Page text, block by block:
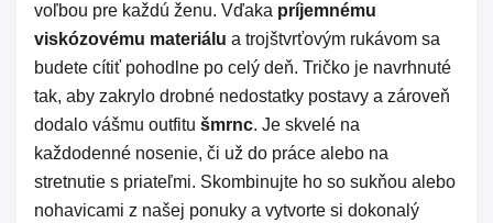
voľbou pre každú ženu. Vďaka príjemnému
viskózovému materiálu a trojštvrťovým rukávom sa
budete cítiť pohodlne po celý deň. Tričko je navrhnuté
tak, aby zakrylo drobné nedostatky postavy a zároveň
dodalo vášmu outfitu šmrnc. Je skvelé na
každodenné nosenie, či už do práce alebo na
stretnutie s priateľmi. Skombinujte ho so sukňou alebo
nohavicami z našej ponuky a vytvorte si dokonalý